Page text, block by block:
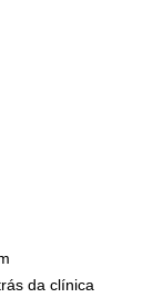
da clínica